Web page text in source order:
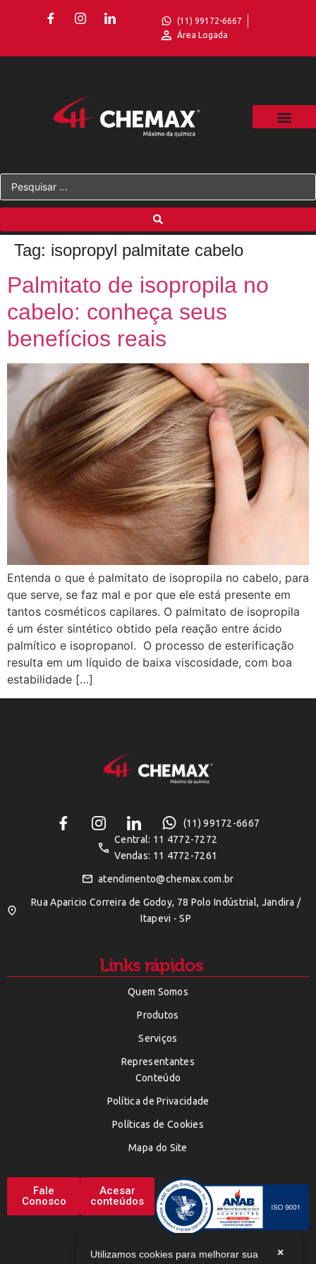
(11) 99172-6667
Área Logada
Tag: isopropyl palmitate cabelo
Palmitato de isopropila no
cabelo: conheça seus
benefícios reais
Entenda o que é palmitato de isopropila no cabelo, para
que serve, se faz mal e por que ele está presente em
tantos cosméticos capilares. O palmitato de isopropila
é um éster sintético obtido pela reação entre ácido
palmítico e isopropanol. O processo de esterificação
resulta em um líquido de baixa viscosidade, com boa
estabilidade […]
(11) 99172-6667
Central: 11 4772-7272
Vendas: 11 4772-7261
atendimento@chemax.com.br
Rua Aparicio Correira de Godoy, 78 Polo Indústrial, Jandira /
Itapevi - SP
Links rápidos
Quem Somos
Produtos
Serviços
Representantes
Conteúdo
Política de Privacidade
Políticas de Cookies
Mapa do Site
Fale
Conosco
Acesar
conteúdos
×
Utilizamos cookies para melhorar sua